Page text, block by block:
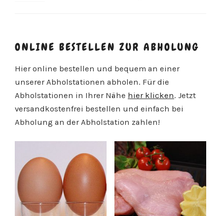
ONLINE BESTELLEN ZUR ABHOLUNG
Hier online bestellen und bequem an einer
unserer Abholstationen abholen. Für die
Abholstationen in Ihrer Nähe hier klicken. Jetzt
versandkostenfrei bestellen und einfach bei
Abholung an der Abholstation zahlen!